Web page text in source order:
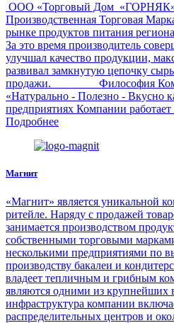
ООО «Торговый Дом
Производственная Торговая
рынке продуктов питания
За это время производитель
улучшал качество продукции,
развивал замкнутую цепочку
продажи. Философия
«Натурально - Полезно -
предприятиях Компании работает
Подробнее
Магнит
«Магнит» является уникальной
ритейле. Наряду с продажей
занимается производством
собственными торговыми
несколькими предприятиями по
производству бакалеи и
владеет тепличным и грибным
являются одними из крупнейших
инфраструктура компании
распределительных центров и